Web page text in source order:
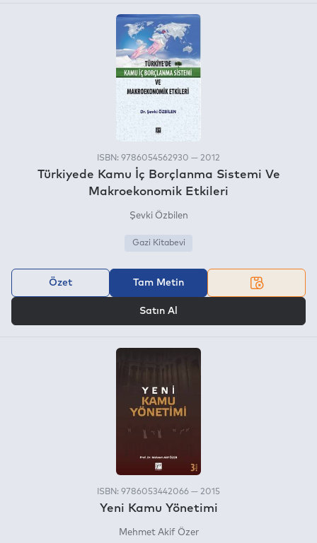
ISBN: 9786054562930 — 2012
Türkiyede Kamu İç Borçlanma Sistemi Ve
Makroekonomik Etkileri
Şevki Özbilen
Gazi Kitabevi
Özet Tam Metin
Satın Al
ISBN: 9786053442066 — 2015
Yeni Kamu Yönetimi
Mehmet Akif Özer